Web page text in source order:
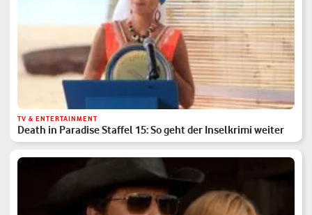
TV & ENTERTAINMENT
Death in Paradise Staffel 15: So geht der Inselkrimi weiter